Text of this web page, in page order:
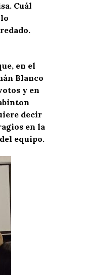
Cuál
en el
Blanco
y en
decir
en la
equipo.